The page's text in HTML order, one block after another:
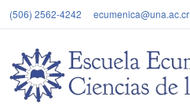
(506) 2562-4242 ecumenica@una.ac.cr